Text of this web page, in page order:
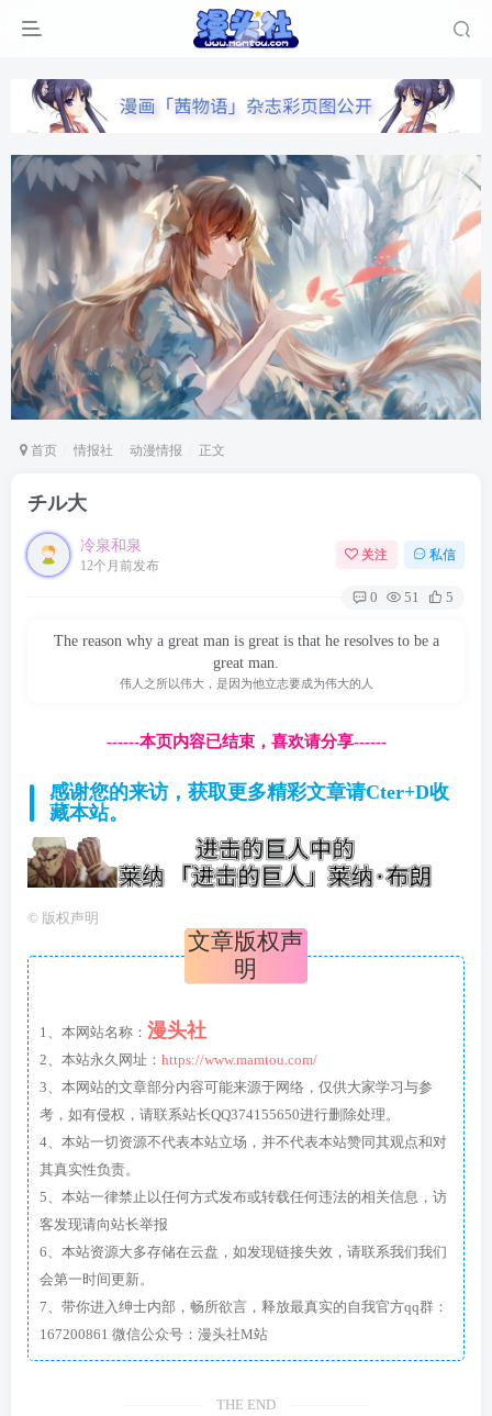
首页 情报社 动漫情报 正文
チル大
冷泉和泉
12个月前发布
关注 私信
0 51 5
The reason why a great man is great is that he resolves to be a
great man.
伟人之所以伟大，是因为他立志要成为伟大的人
------本页内容已结束，喜欢请分享------
感谢您的来访，获取更多精彩文章请Cter+D收
藏本站。
© 版权声明
文章版权声
明
1、本网站名称： 漫头社
2、本站永久网址： https://www.mamtou.com/
3、本网站的文章部分内容可能来源于网络，仅供大家学习与参
考，如有侵权，请联系站长QQ374155650进行删除处理。
4、本站一切资源不代表本站立场，并不代表本站赞同其观点和对
其真实性负责。
5、本站一律禁止以任何方式发布或转载任何违法的相关信息，访
客发现请向站长举报
6、本站资源大多存储在云盘，如发现链接失效，请联系我们我们
会第一时间更新。
7、带你进入绅士内部，畅所欲言，释放最真实的自我官方qq群：
167200861 微信公众号：漫头社M站
THE END